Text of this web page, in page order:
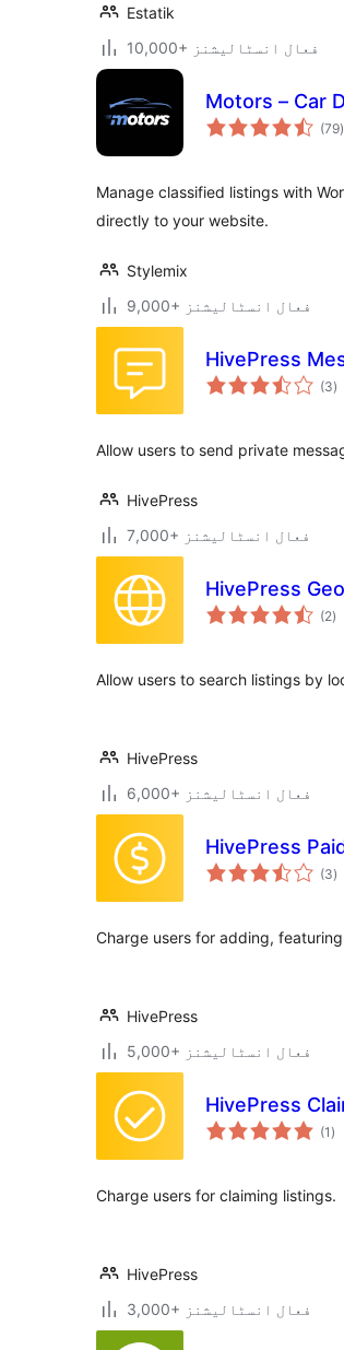
Estatik
10,000+ فعال انسٹالیشنز
Motors – Car
(79)
Manage classified listings with
directly to your website.
Stylemix
9,000+ فعال انسٹالیشنز
HivePress
(3)
Allow users to send private
HivePress
7,000+ فعال انسٹالیشنز
HivePress
(2)
Allow users to search listings by
HivePress
6,000+ فعال انسٹالیشنز
HivePress
(3)
Charge users for adding,
HivePress
5,000+ فعال انسٹالیشنز
HivePress
(1 )
Charge users for claiming listings.
HivePress
3,000+ فعال انسٹالیشنز